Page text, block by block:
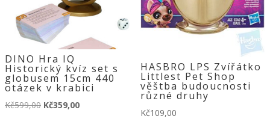
DINO Hra IQ
Historický kvíz set s
globusem 15cm 440
otázek v krabici
Kč599,00 Původní
Kč359,00Aktuální
HASBRO LPS Zvířátko
Littlest Pet Shop
věštba budoucnosti
různé druhy
Kč109,00